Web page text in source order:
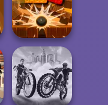
Bloxd.io
Cannon Balls 3D